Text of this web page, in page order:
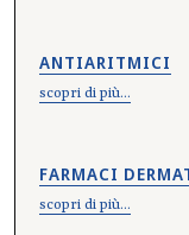
ANTIARITMICI
scopri di più...
FARMACI
scopri di più...